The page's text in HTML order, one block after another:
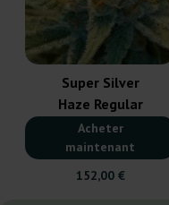
Super Silver
Haze Regular
Acheter
maintenant
152,00 €